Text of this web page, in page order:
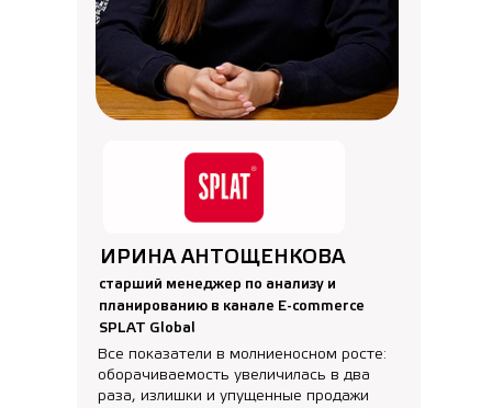
старший менеджер по анализу и
планированию в канале E-commerce
SPLAT Global
ИРИНА АНТОЩЕНКОВА
Все показатели в молниеносном росте:
оборачиваемость увеличилась в два
раза, излишки и упущенные продажи